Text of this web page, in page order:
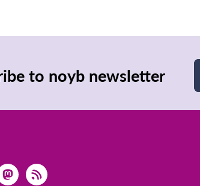
to noyb newsletter